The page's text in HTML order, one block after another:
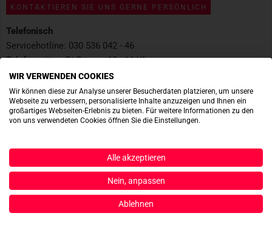
KONTAKTIEREN SIE UNS GERNE PERSÖNLICH
Telefonisch
Servicehotline: 030 536 042 - 46
Telefonzeiten: Di-Do von 13 - 16 Uhr
Per Email
eMail:info@tacwrk.com
TOP MARKEN
WIR VERWENDEN COOKIES
Wir können diese zur Analyse unserer Besucherdaten platzieren, um unsere
Webseite zu verbessern, personalisierte Inhalte anzuzeigen und Ihnen ein
großartiges Webseiten-Erlebnis zu bieten. Für weitere Informationen zu den
von uns verwendeten Cookies öffnen Sie die Einstellungen.
Alle akzeptieren
Nein, anpassen
Ablehnen